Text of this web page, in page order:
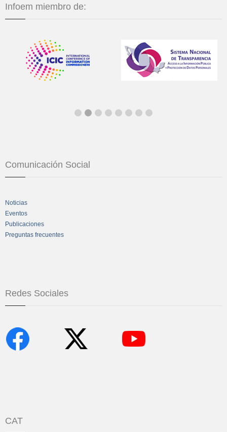
Infoem miembro de:
Comunicación Social
Noticias
Eventos
Publicaciones
Preguntas frecuentes
Redes Sociales
CAT